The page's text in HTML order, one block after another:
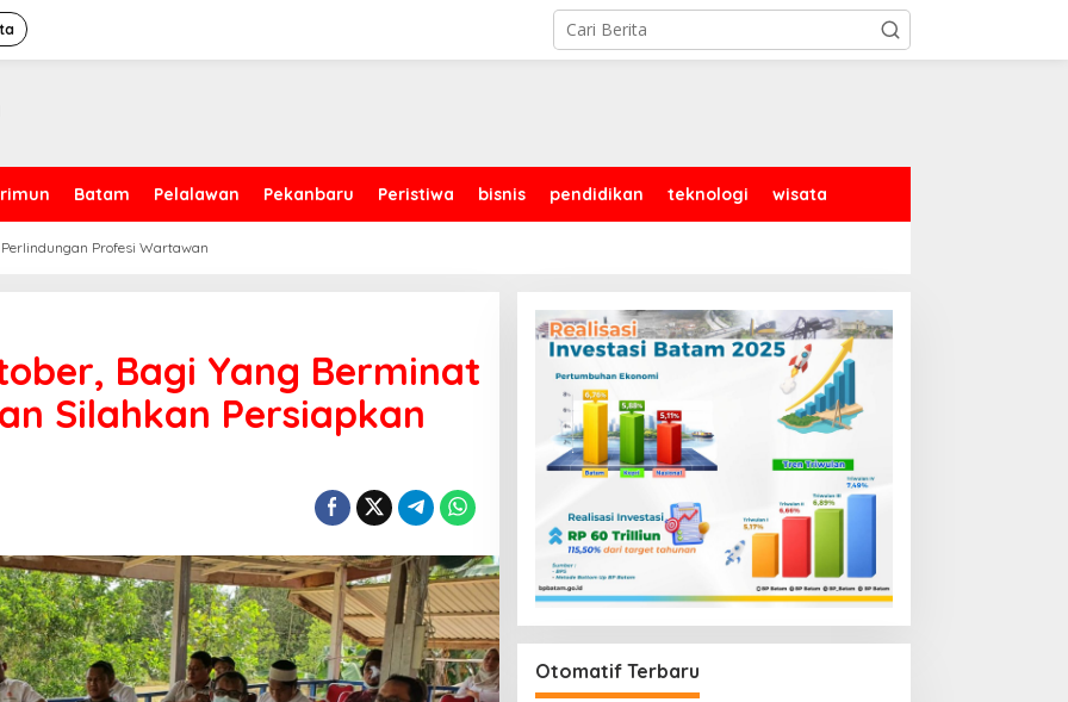
Batam Pelalawan Pekanbaru Peristiwa bisnis pendidikan teknologi wisata
Perlindungan Profesi Wartawan
Bagi Yang Berminat
Silahkan Persiapkan
Otomatif Terbaru